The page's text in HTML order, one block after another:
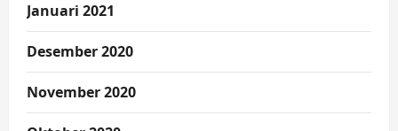
Januari 2021
Desember 2020
November 2020